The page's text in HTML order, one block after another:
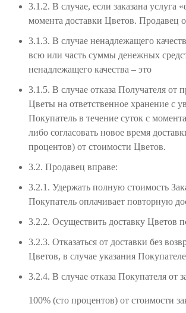
3.1.2. В случае, если заказана
момента доставки Цветов. Продавец
3.1.3. В случае ненадлежащего
всю или часть суммы денежных
ненадлежащего качества – это
3.1.5. В случае отказа Получателя от
Цветы на ответственное хранение с
Покупатель в течение суток с
либо согласовать новое время
процентов) от стоимости Цветов.
3.2. Продавец вправе:
3.2.1. Удержать полную стоимость
Покупатель оплачивает повторную
3.2.2. Осуществить доставку Цветов
3.2.3. Отказаться от доставки без
Цветов, в случае указания
3.2.4. В случае отказа Покупателя
100% (сто процентов) от стоимости